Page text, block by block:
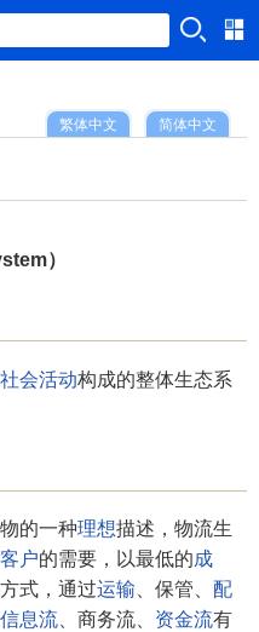
简体中文
繁体中文
）
社会活动构成的整体生态系
的一种理想描述，物流生
客户的需要，以最低的成
式，通过运输 、保管、 配
信息流 、商务流、 资金流有